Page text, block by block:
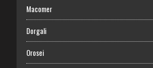
Macomer
Dorgali
Orosei